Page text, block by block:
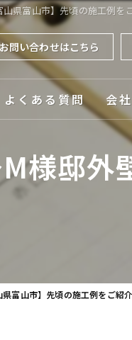
山県富山市】先頃の施工例
問い合わせはこちら
よくある質問 会
対
様邸外
県富山市】先頃の施工例をご紹